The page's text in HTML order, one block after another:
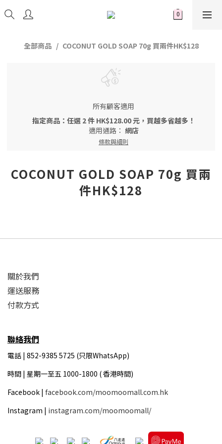
全部商品 COCONUT GOLD SOAP 70g 買兩件HK$128
所有顧客適用
指定商品：任選 2 件 HK$128.00 元，買越多省越多！
適用通路： 網店
條款與細則
COCONUT GOLD SOAP 70g 買兩
件HK$128
關於我們
運送服務
付款方式
聯絡我們
電話 | 852-9385 5725 (只限WhatsApp)
時間 | 星期一至五 1000-1800 ( 香港時間)
Facebook | facebook.com/moomoomall.com.hk
Instagram | instagram.com/moomoomall/